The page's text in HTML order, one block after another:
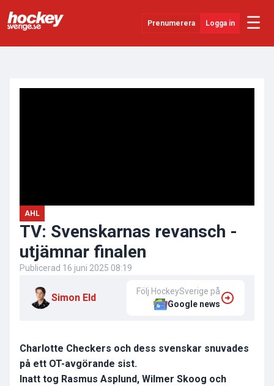
Prenumerera Logga in ☰
AHL
TV: Svenskarnas revansch -
utjämnar finalen
Publicerad 16 juni 2025 08:19
Simon Eld
Följ HockeySverige på
Google news
Charlotte Checkers och dess svenskar snuvades
på ett OT-avgörande sist.
Inatt tog Rasmus Asplund, Wilmer Skoog och